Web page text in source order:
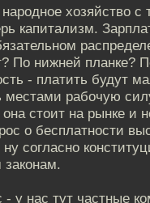
хозяйство с
капитализм.
По нижней планке?
- платить будут
местами рабочую
стоит на рынке и
о бесплатности
согласно
- у нас тут частные